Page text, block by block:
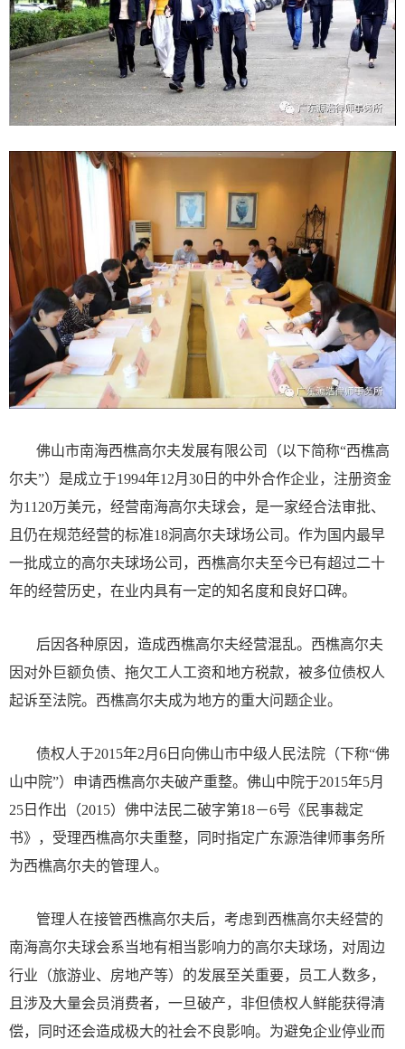
佛山市南海西樵高尔夫发展有限公司（以下简称“西樵高
尔夫”）是成立于1994年12月30日的中外合作企业，注册资金
为1120万美元，经营南海高尔夫球会，是一家经合法审批、
且仍在规范经营的标准18洞高尔夫球场公司。作为国内最早
一批成立的高尔夫球场公司，西樵高尔夫至今已有超过二十
年的经营历史，在业内具有一定的知名度和良好口碑。
后因各种原因，造成西樵高尔夫经营混乱。西樵高尔夫
因对外巨额负债、拖欠工人工资和地方税款，被多位债权人
起诉至法院。西樵高尔夫成为地方的重大问题企业。
债权人于2015年2月6日向佛山市中级人民法院（下称“佛
山中院”）申请西樵高尔夫破产重整。佛山中院于2015年5月
25日作出（2015）佛中法民二破字第18－6号《民事裁定
书》，受理西樵高尔夫重整，同时指定广东源浩律师事务所
为西樵高尔夫的管理人。
管理人在接管西樵高尔夫后，考虑到西樵高尔夫经营的
南海高尔夫球会系当地有相当影响力的高尔夫球场，对周边
行业（旅游业、房地产等）的发展至关重要，员工人数多，
且涉及大量会员消费者，一旦破产，非但债权人鲜能获得清
偿，同时还会造成极大的社会不良影响。为避免企业停业而